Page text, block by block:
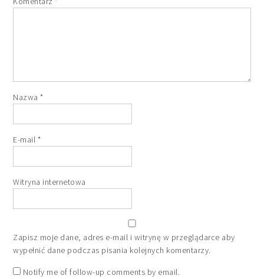
Nazwa*
E-mail *
Witryna internetowa
Zapisz moje dane, adres e-mail i witrynę w przeglądarce aby
wypełnić dane podczas pisania kolejnych komentarzy.
Notify me of follow-up comments by email.